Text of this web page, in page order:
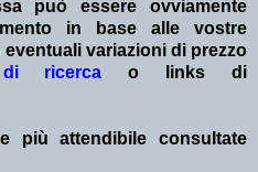
può essere ovviamente
in base alle vostre
variazioni di prezzo
ricerca o links di
più attendibile consultate